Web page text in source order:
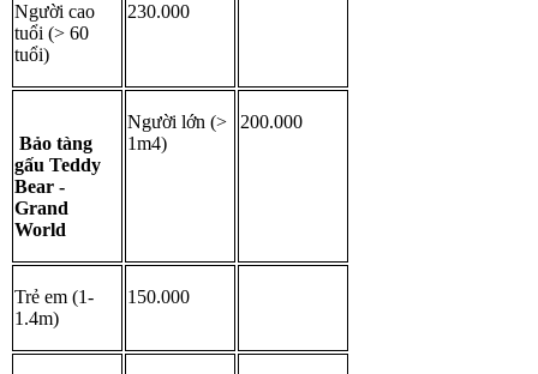
Người cao
tuổi (> 60
tuổi)
230.000
Bảo tàng
gấu Teddy
Bear -
Grand
World
Người lớn (>
1m4)
200.000
Trẻ em (1-
1.4m)
150.000